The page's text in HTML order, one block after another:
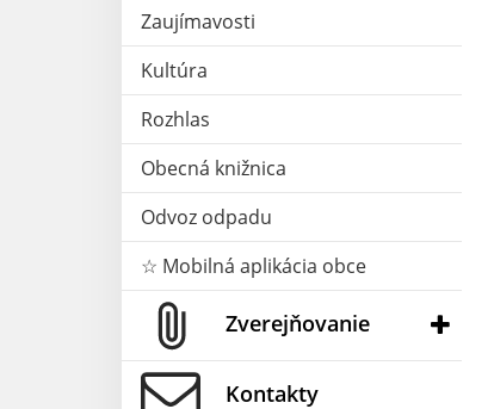
Zaujímavosti
Kultúra
Rozhlas
Obecná knižnica
Odvoz odpadu
☆ Mobilná aplikácia obce
Zverejňovanie
Kontakty